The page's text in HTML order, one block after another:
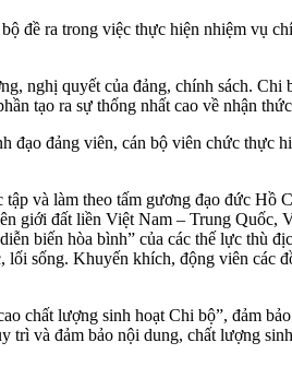
ra trong việc thực hiện nhiệm vụ
nghị quyết của đảng, chính sách.
tạo ra sự thống nhất cao về nhận
đảng viên, cán bộ viên chức thực
và làm theo tấm gương đạo đức
giới đất liền Việt Nam – Trung Quốc,
biến hòa bình” của các thế lực thù
sống. Khuyến khích, động viên các
lượng sinh hoạt Chi bộ”, đảm
và đảm bảo nội dung, chất lượng